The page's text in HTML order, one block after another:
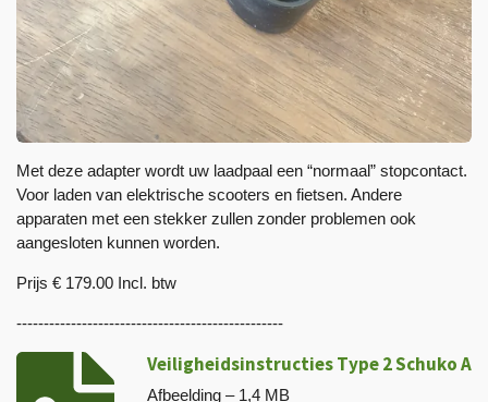
Met deze adapter wordt uw laadpaal een “normaal” stopcontact.
Voor laden van elektrische scooters en fietsen. Andere
apparaten met een stekker zullen zonder problemen ook
aangesloten kunnen worden.
Prijs € 179.00 Incl. btw
-------------------------------------------------
Veiligheidsinstructies Type 2 Schuko A
Afbeelding – 1,4 MB